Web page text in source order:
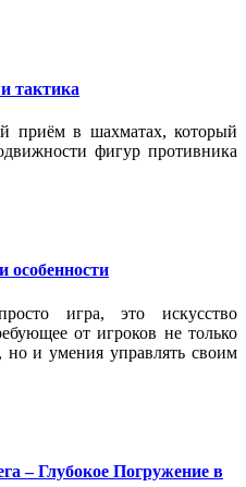
тактика
приём в шахматах, который
фигур противника
игра, это искусство
от игроков не только
но и умения управлять своим
– Глубокое Погружение в